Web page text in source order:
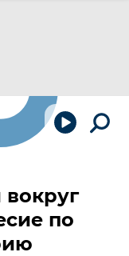
вокруг
по